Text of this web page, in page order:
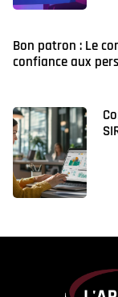
Bon patron : Le
confiance aux